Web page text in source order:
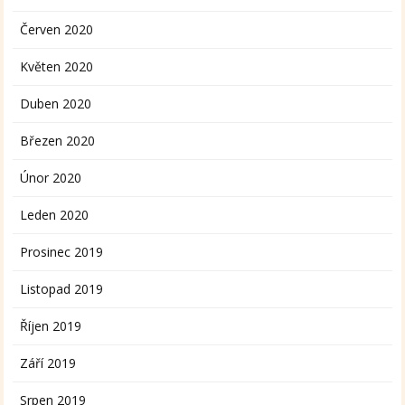
Červen 2020
Květen 2020
Duben 2020
Březen 2020
Únor 2020
Leden 2020
Prosinec 2019
Listopad 2019
Říjen 2019
Září 2019
Srpen 2019